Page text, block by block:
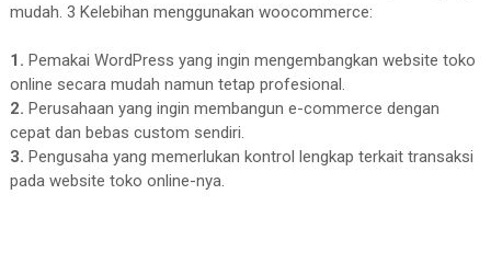
mudah. 3 Kelebihan menggunakan woocommerce:
1. Pemakai WordPress yang ingin mengembangkan website toko
online secara mudah namun tetap profesional.
2. Perusahaan yang ingin membangun e-commerce dengan
cepat dan bebas custom sendiri.
3. Pengusaha yang memerlukan kontrol lengkap terkait transaksi
pada website toko online-nya.